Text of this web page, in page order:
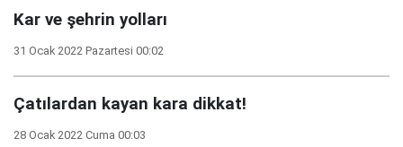
Kar ve şehrin yolları
31 Ocak 2022 Pazartesi 00:02
Çatılardan kayan kara dikkat!
28 Ocak 2022 Cuma 00:03